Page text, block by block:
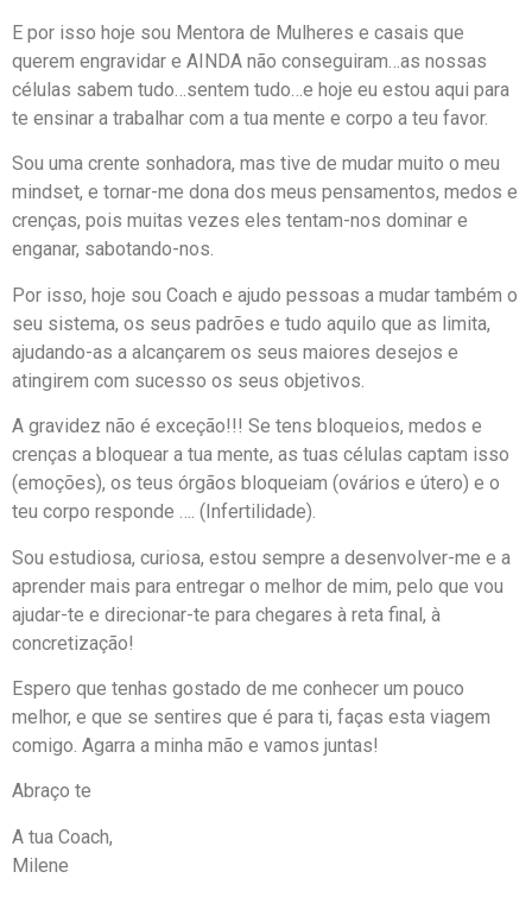
E por isso hoje sou Mentora de Mulheres e casais que
querem engravidar e AINDA não conseguiram…as nossas
células sabem tudo…sentem tudo…e hoje eu estou aqui para
te ensinar a trabalhar com a tua mente e corpo a teu favor.
Sou uma crente sonhadora, mas tive de mudar muito o meu
mindset, e tornar-me dona dos meus pensamentos, medos e
crenças, pois muitas vezes eles tentam-nos dominar e
enganar, sabotando-nos.
Por isso, hoje sou Coach e ajudo pessoas a mudar também o
seu sistema, os seus padrões e tudo aquilo que as limita,
ajudando-as a alcançarem os seus maiores desejos e
atingirem com sucesso os seus objetivos.
A gravidez não é exceção!!! Se tens bloqueios, medos e
crenças a bloquear a tua mente, as tuas células captam isso
(emoções), os teus órgãos bloqueiam (ovários e útero) e o
teu corpo responde …. (Infertilidade).
Sou estudiosa, curiosa, estou sempre a desenvolver-me e a
aprender mais para entregar o melhor de mim, pelo que vou
ajudar-te e direcionar-te para chegares à reta final, à
concretização!
Espero que tenhas gostado de me conhecer um pouco
melhor, e que se sentires que é para ti, faças esta viagem
comigo. Agarra a minha mão e vamos juntas!
Abraço te
A tua Coach,
Milene